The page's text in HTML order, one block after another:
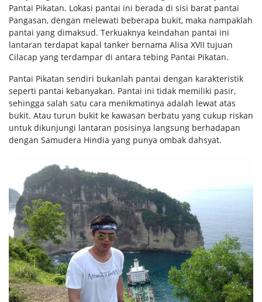
Pantai Pikatan. Lokasi pantai ini berada di sisi barat pantai
Pangasan, dengan melewati beberapa bukit, maka nampaklah
pantai yang dimaksud. Terkuaknya keindahan pantai ini
lantaran terdapat kapal tanker bernama Alisa XVII tujuan
Cilacap yang terdampar di antara tebing Pantai Pikatan.
Pantai Pikatan sendiri bukanlah pantai dengan karakteristik
seperti pantai kebanyakan. Pantai ini tidak memiliki pasir,
sehingga salah satu cara menikmatinya adalah lewat atas
bukit. Atau turun bukit ke kawasan berbatu yang cukup riskan
untuk dikunjungi lantaran posisinya langsung berhadapan
dengan Samudera Hindia yang punya ombak dahsyat.